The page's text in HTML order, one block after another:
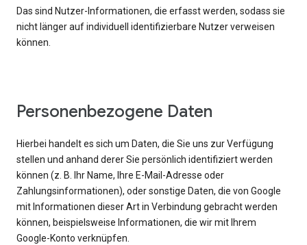
Das sind Nutzer-Informationen, die erfasst werden, sodass sie
nicht länger auf individuell identifizierbare Nutzer verweisen
können.
Personenbezogene Daten
Hierbei handelt es sich um Daten, die Sie uns zur Verfügung
stellen und anhand derer Sie persönlich identifiziert werden
können (z. B. Ihr Name, Ihre E-Mail-Adresse oder
Zahlungsinformationen), oder sonstige Daten, die von Google
mit Informationen dieser Art in Verbindung gebracht werden
können, beispielsweise Informationen, die wir mit Ihrem
Google-Konto verknüpfen.